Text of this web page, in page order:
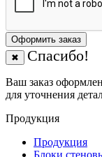
Оформить заказ
✖
Спасибо!
Ваш заказ
для уточнения
Продукция
Продукция
Блоки